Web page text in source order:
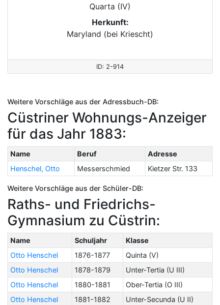
Quarta (IV)
Herkunft:
Maryland (bei Kriescht)
ID: 2-914
Weitere Vorschläge aus der Adressbuch-DB:
Cüstriner Wohnungs-Anzeiger
für das Jahr 1883:
Name Beruf
Adresse
Henschel, Otto
Messerschmied Kietzer Str. 133
Weitere Vorschläge aus der Schüler-DB:
Raths- und Friedrichs-
Gymnasium zu Cüstrin:
Name Schuljahr
Klasse
Otto Henschel
1876-1877
Quinta (V)
Otto Henschel
1878-1879
Unter-Tertia (U III)
Otto Henschel
1880-1881
Ober-Tertia (O III)
Otto Henschel
1881-1882 Unter-Secunda (U II)